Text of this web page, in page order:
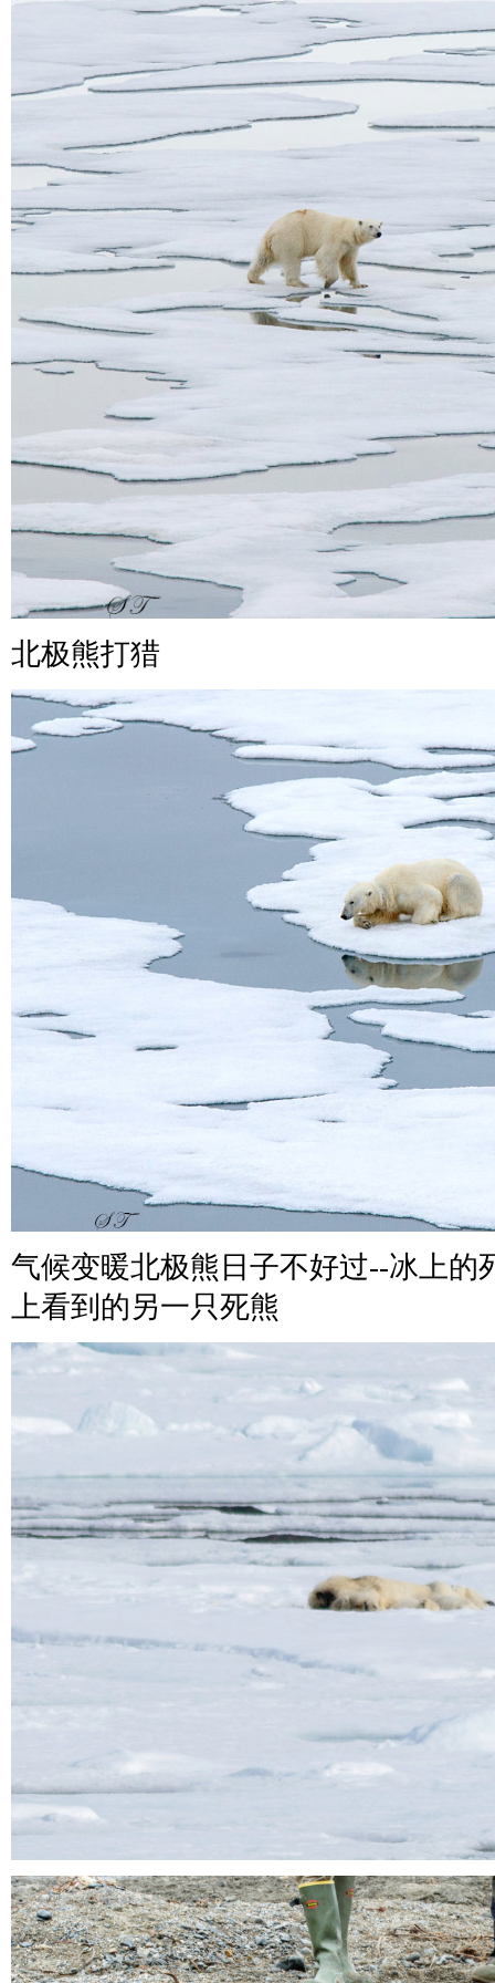
北极熊打猎
气候变暖北极熊日子不好过--冰上的
上看到的另一只死熊